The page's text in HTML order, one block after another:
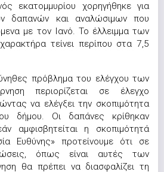
εκατομμυρίου χορηγήθηκε για
δαπανών και αναλώσιμων που
με τον Ιανό. Το έλλειμμα των
τείνει περίπου στα 7,5
πρόβλημα του ελέγχου των
περιορίζεται σε έλεγχο
να ελέγξει την σκοπιμότητα
δήμου. Οι δαπάνες κρίθηκαν
αμφισβητείται η σκοπιμότητά
Ευθύνης» προτείνουμε ότι σε
όπως είναι αυτές των
θα πρέπει να διασφαλίζει τη